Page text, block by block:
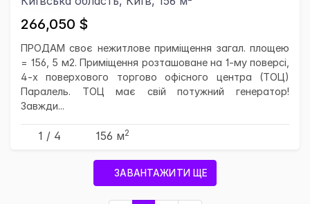
266,050 $
ПРОДАМ своє нежитлове приміщення загал. площею
= 156, 5 м2. Приміщення розташоване на 1-му поверсі,
4-х поверхового торгово офісного центра (ТОЦ)
Паралель. ТОЦ має свій потужний генератор!
Завжди...
1 / 4 156 м2
ЗАВАНТАЖИТИ ЩЕ